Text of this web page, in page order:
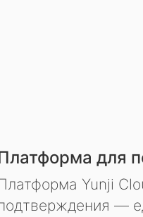
для
Yunji
—